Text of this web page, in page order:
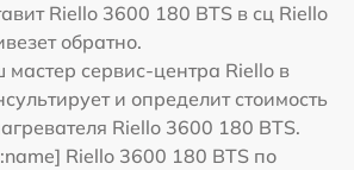
Riello 3600 180 BTS в сц Riello
обратно.
сервис-центра Riello в
и определит стоимость
Riello 3600 180 BTS.
Riello 3600 180 BTS по